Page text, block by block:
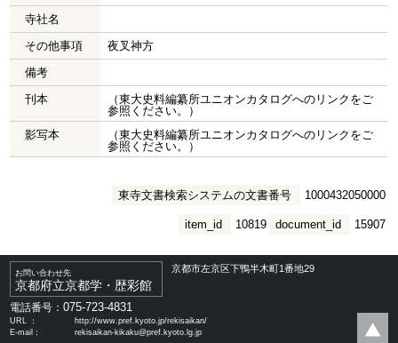
寺社名
その他事項
夜叉神方
備考
刊本
（東大史料編纂所ユニオンカタログへのリンクをご
参照ください。）
影写本
（東大史料編纂所ユニオンカタログへのリンクをご
参照ください。）
東寺文書検索システムの文書番号 1000432050000
document_id 15907
item_id 10819
お問い合わせ先
京都府立京都学・歴彩館
京都市左京区下鴨半木町1番地29
電話番号：075-723-4831
URL ：
http://www.pref.kyoto.jp/rekisaikan/
E-mail：
rekisaikan-kikaku@pref.kyoto.lg.jp